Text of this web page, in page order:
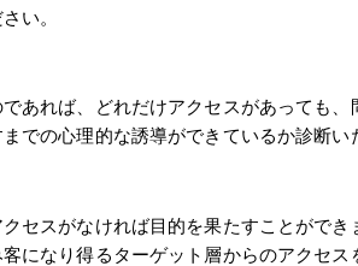
い。
あれば、どれだけアクセスがあっても、
での心理的な誘導ができているか診断い
セスがなければ目的を果たすことができ
になり得るターゲット層からのアクセ